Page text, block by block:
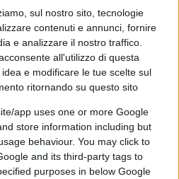
sul nostro sito, tecnologie
contenuti e annunci, fornire
e analizzare il nostro traffico.
all'utilizzo di questa
e modificare le tue scelte sul
ritornando su questo sito
app uses one or more Google
store information including but
behaviour. You may click to
and its third-party tags to
purposes in below Google
avrebbe dovuto
autonomo (e
Accordi poi stracciati
Xi Jinping e dal suo
imponendovi il modello
e autoritario in vigore a